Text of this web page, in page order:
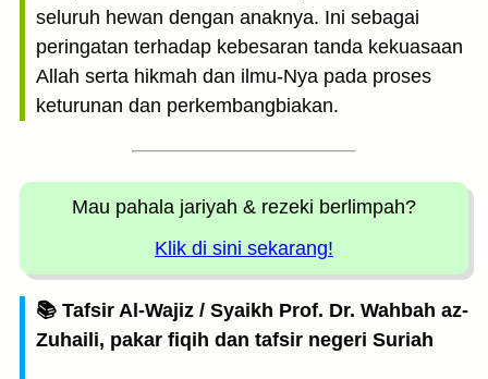
seluruh hewan dengan anaknya. Ini sebagai
peringatan terhadap kebesaran tanda kekuasaan
Allah serta hikmah dan ilmu-Nya pada proses
keturunan dan perkembangbiakan.
Mau pahala jariyah & rezeki berlimpah?
Klik di sini sekarang!
📚 Tafsir Al-Wajiz / Syaikh Prof. Dr. Wahbah az-
Zuhaili, pakar fiqih dan tafsir negeri Suriah